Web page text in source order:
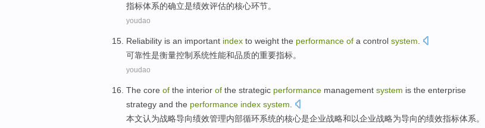
指标体系的确立是绩效评估的核心环节。
youdao
Reliability is an important index to weight the performance of a control system
可靠性是衡量控制 系统性能和品质的重要指标。
youdao
The core of the interior of the strategic performance management system is the enterprise
strategy and the performance index system
本文认为战略导向绩效管理内部循环系统的核心是企业战略和以企业战略为导向的绩效指标体系。